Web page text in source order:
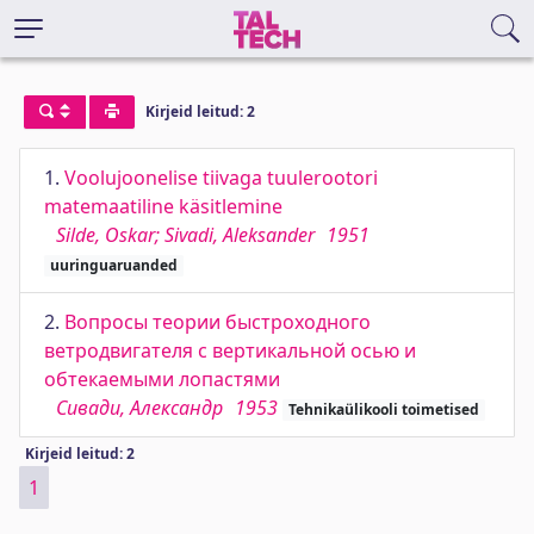
Kirjeid leitud: 2
1. Voolujoonelise tiivaga tuulerootori
matemaatiline käsitlemine
Silde, Oskar; Sivadi, Aleksander 1951
uuringuaruanded
2. Вопросы теории быстроходного
ветродвигателя с вертикальной осью и
обтекаемыми лопастями
Сивади, Александр 1953 Tehnikaülikooli toimetised
Kirjeid leitud: 2
1